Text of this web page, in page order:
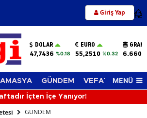
Giriş Yap 12
DOLAR
47,7436 %0.18
EURO
55,2510 %0.32
AMASYA GÜNDEM VEFAT EDENLER
MENÜ
İçten İçe Yanıyor!
GÜNDEM